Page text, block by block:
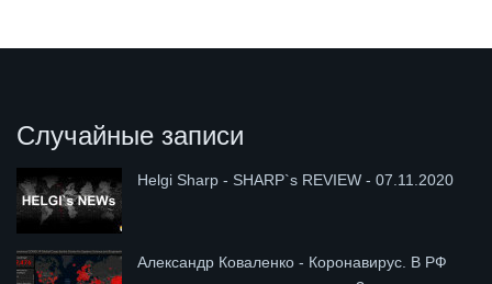
Случайные записи
Helgi Sharp - SHARP`s REVIEW - 07.11.2020
Александр Коваленко - Коронавирус. В РФ